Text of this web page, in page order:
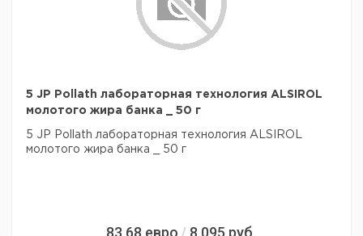
5 JP Pollath лабораторная технология ALSIROL
молотого жира банка _ 50 г
5 JP Pollath лабораторная технология ALSIROL
молотого жира банка _ 50 г
83,68 евро / 8 095 руб.